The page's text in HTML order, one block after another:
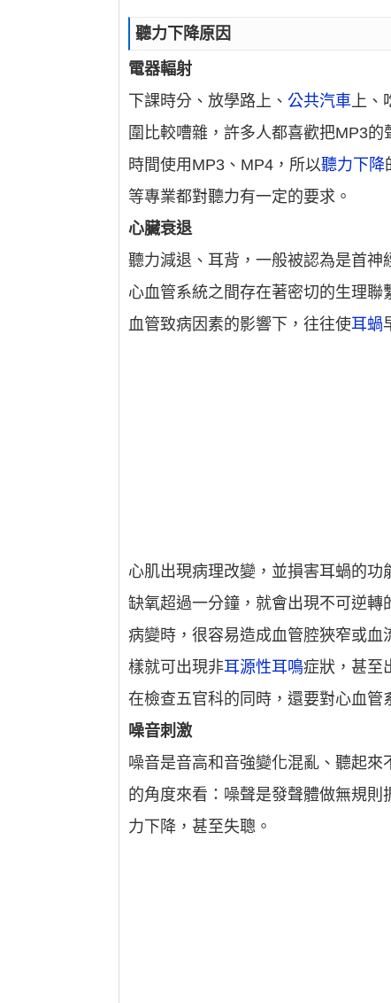
聽力下降原因
電器輻射
下課時分、放學路上、公共汽車上、
圍比較嘈雜，許多人都喜歡把MP3
時間使用MP3、MP4，所以聽力下降
等專業都對聽力有一定的要求。
心臟衰退
聽力減退、耳背，一般被認為是首神
心血管系統之間存在著密切的生理
血管致病因素的影響下，往往使耳蝸
心肌出現病理改變，並損害耳蝸的
缺氧超過一分鐘，就會出現不可逆
病變時，很容易造成血管腔狹窄或
樣就可出現非耳源性耳鳴症狀，甚至
在檢查五官科的同時，還要對心血管
噪音刺激
噪音是音高和音強變化混亂、聽起
的角度來看：噪聲是發聲體做無規
力下降，甚至失聰。